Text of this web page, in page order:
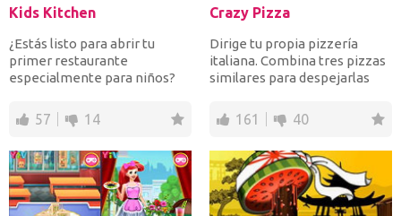
Kids Kitchen
¿Estás listo para abrir tu
primer restaurante
especialmente para niños?
57 14
Crazy Pizza
Dirige tu propia pizzería
italiana. Combina tres pizzas
similares para despejarlas
161 40